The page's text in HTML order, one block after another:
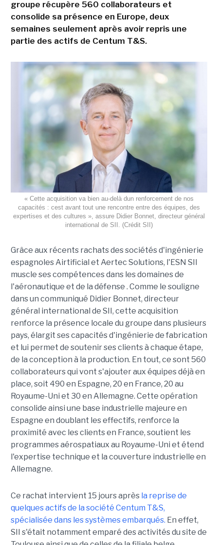
groupe récupère 560 collaborateurs et
consolide sa présence en Europe, deux
semaines seulement après avoir repris une
partie des actifs de Centum T&S.
« Cette acquisition va bien au-delà dun renforcement de nos
capacités : cest avant tout une rencontre entre des équipes, des
expertises et des cultures », assure Didier Bonnet, directeur général
international de SII. (Crédit SII)
Grâce aux récents rachats des sociétés d'ingénierie
espagnoles Airtificial et Aertec Solutions, l'ESN SII
muscle ses compétences dans les domaines de
l'aéronautique et de la défense . Comme le souligne
dans un communiqué Didier Bonnet, directeur
général international de SII, cette acquisition
renforce la présence locale du groupe dans plusieurs
pays, élargit ses capacités d'ingénierie de fabrication
et lui permet de soutenir ses clients à chaque étape,
de la conception à la production. En tout, ce sont 560
collaborateurs qui vont s'ajouter aux équipes déjà en
place, soit 490 en Espagne, 20 en France, 20 au
Royaume-Uni et 30 en Allemagne. Cette opération
consolide ainsi une base industrielle majeure en
Espagne en doublant les effectifs, renforce la
proximité avec les clients en France, soutient les
programmes aérospatiaux au Royaume-Uni et étend
l'expertise technique et la couverture industrielle en
Allemagne.
Ce rachat intervient 15 jours après la reprise de
quelques actifs de la société Centum T&S,
spécialisée dans les systèmes embarqués. En effet,
SII s'était notamment emparé des activités du site de